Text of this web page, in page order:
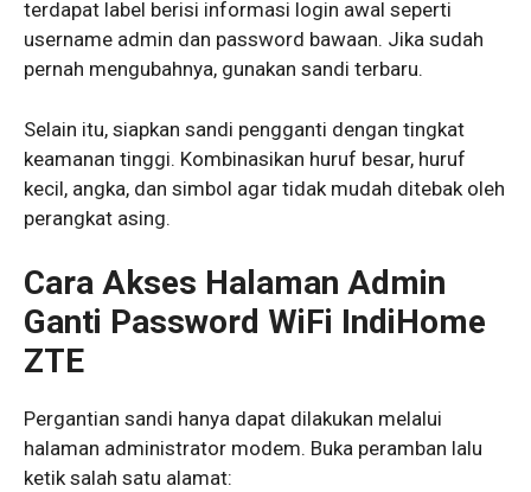
terdapat label berisi informasi login awal seperti
username admin dan password bawaan. Jika sudah
pernah mengubahnya, gunakan sandi terbaru.
Selain itu, siapkan sandi pengganti dengan tingkat
keamanan tinggi. Kombinasikan huruf besar, huruf
kecil, angka, dan simbol agar tidak mudah ditebak oleh
perangkat asing.
Cara Akses Halaman Admin
Ganti Password WiFi IndiHome
ZTE
Pergantian sandi hanya dapat dilakukan melalui
halaman administrator modem. Buka peramban lalu
ketik salah satu alamat: